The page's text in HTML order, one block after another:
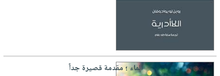
الماء ؛ مقدمة قصيرة جداً